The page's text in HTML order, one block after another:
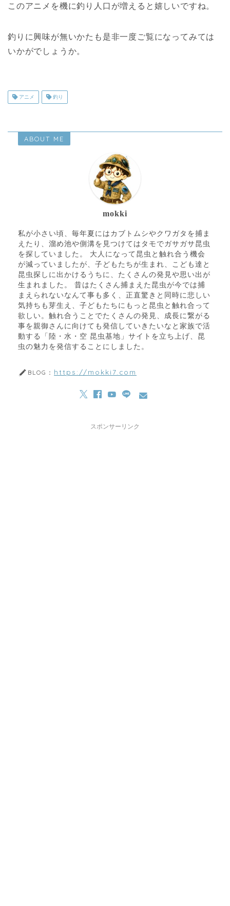
このアニメを機に釣り人口が増えると嬉しいですね。
釣りに興味が無いかたも是非一度ご覧になってみては
いかがでしょうか。
アニメ 釣り
ABOUT ME
mokki
私が小さい頃、毎年夏にはカブトムシやクワガタを捕ま
えたり、溜め池や側溝を見つけてはタモでガサガサ昆虫
を探していました。 大人になって昆虫と触れ合う機会
が減っていましたが、子どもたちが生まれ、こども達と
昆虫探しに出かけるうちに、たくさんの発見や思い出が
生まれました。 昔はたくさん捕まえた昆虫が今では捕
まえられないなんて事も多く、正直驚きと同時に悲しい
気持ちも芽生え、子どもたちにもっと昆虫と触れ合って
欲しい。触れ合うことでたくさんの発見、成長に繋がる
事を親御さんに向けても発信していきたいなと家族で活
動する「陸・水・空 昆虫基地」サイトを立ち上げ、昆
虫の魅力を発信することにしました。
BLOG： https://mokki7.com
スポンサーリンク